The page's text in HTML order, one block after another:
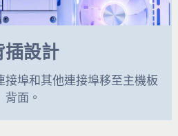
插設計
接埠和其他連接埠移至主機板
背面。